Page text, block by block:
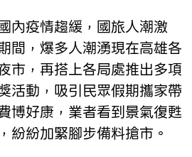
內疫情趨緩，國旅人潮激
間，爆多人潮湧現在高雄各
市，再搭上各局處推出多項
活動，吸引民眾假期攜家帶
博好康，業者看到景氣復甦
紛紛加緊腳步備料搶市。